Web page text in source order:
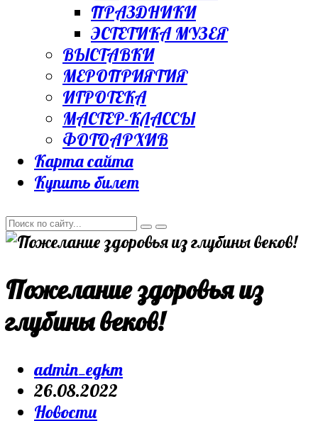
ПРАЗДНИКИ
ЭСТЕТИКА МУЗЕЯ
ВЫСТАВКИ
МЕРОПРИЯТИЯ
ИГРОТЕКА
МАСТЕР-КЛАССЫ
ФОТОАРХИВ
Карта сайта
Купить билет
Пожелание здоровья из
глубины веков!
Post
author:
admin_egkm
Запись
опубликована:
26.08.2022
Post
Новости